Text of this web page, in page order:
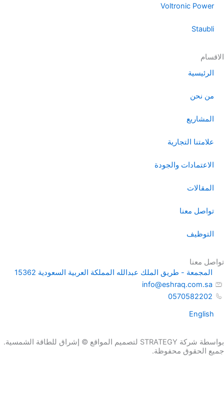
Voltronic Power
Staubli
الاقسام
الرئيسية
من نحن
المشاريع
علامتنا التجارية
الاعتمادات والجودة
المقالات
تواصل معنا
التوظيف
تواصل معنا
المجمعة - طريق الملك عبدالله المملكة العربية السعودية 15362
info@eshraq.com.sa
0570582202
English
بواسطة شركة STRATEGY لتصميم المواقع © إشراق للطاقة الشمسية.
جميع الحقوق محفوظة.